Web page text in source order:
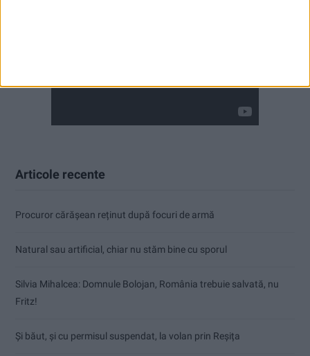
Articole recente
Procuror cărășean reținut după focuri de armă
Natural sau artificial, chiar nu stăm bine cu sporul
Silvia Mihalcea: Domnule Bolojan, România trebuie salvată, nu
Fritz!
Și băut, și cu permisul suspendat, la volan prin Reșița